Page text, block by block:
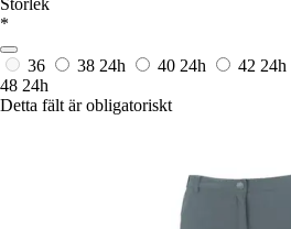
*
36 38 24h 40 24h 42 24h
48 24h
Detta fält är obligatoriskt